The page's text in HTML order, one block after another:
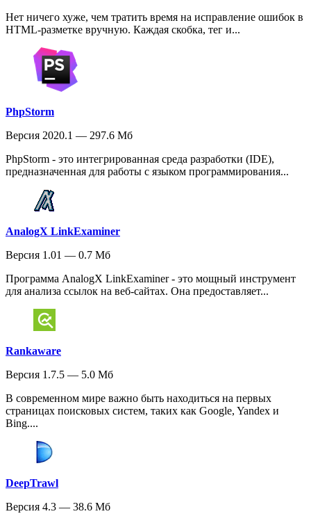
Нет ничего хуже, чем тратить время на исправление ошибок в
HTML-разметке вручную. Каждая скобка, тег и...
PhpStorm
Версия 2020.1 — 297.6 Мб
PhpStorm - это интегрированная среда разработки (IDE),
предназначенная для работы с языком программирования...
AnalogX LinkExaminer
Версия 1.01 — 0.7 Мб
Программа AnalogX LinkExaminer - это мощный инструмент
для анализа ссылок на веб-сайтах. Она предоставляет...
Rankaware
Версия 1.7.5 — 5.0 Мб
В современном мире важно быть находиться на первых
страницах поисковых систем, таких как Google, Yandex и
Bing....
DeepTrawl
Версия 4.3 — 38.6 Мб